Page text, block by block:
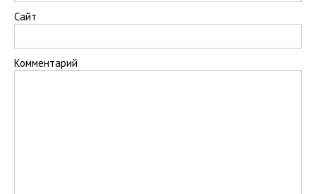
Сайт
Комментарий